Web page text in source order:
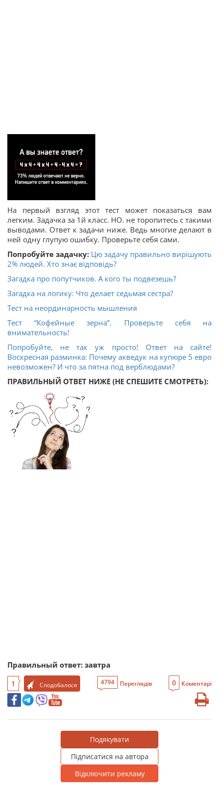
На первый взгляд этот тест может показаться вам
легким. Задачка за 1й класс. НО. не торопитесь с такими
выводами. Ответ к задачи ниже. Ведь многие делают в
ней одну глупую ошибку. Проверьте себя сами.
Попробуйте задачку: Цю задачу правильно вирішують
2% людей. Хто знає відповідь?
Загадка про попутчиков. А кого ты подвезешь?
Загадка на логику: Что делает седьмая сестра?
Тест на неординарность мышления
Тест “Кофейные зерна”. Проверьте себя на
внимательность!
Попробуйте, не так уж просто! Ответ на сайте!
Воскресная разминка: Почему акведук на купюре 5 евро
невозможен? И что за пятна под верблюдами?
ПРАВИЛЬНЫЙ ОТВЕТ НИЖЕ (НЕ СПЕШИТЕ СМОТРЕТЬ):
Правильный ответ: завтра
1 Сподобалося 4794 Переглядів 0 Коментарі
Подякувати
Підписатися на автора
Відключити рекламу